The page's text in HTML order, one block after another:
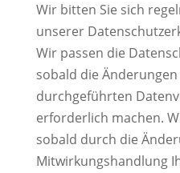
Wir bitten Sie sich
unserer
Wir passen die
sobald die
durchgeführten
erforderlich machen.
sobald durch die
Mitwirkungshandlung